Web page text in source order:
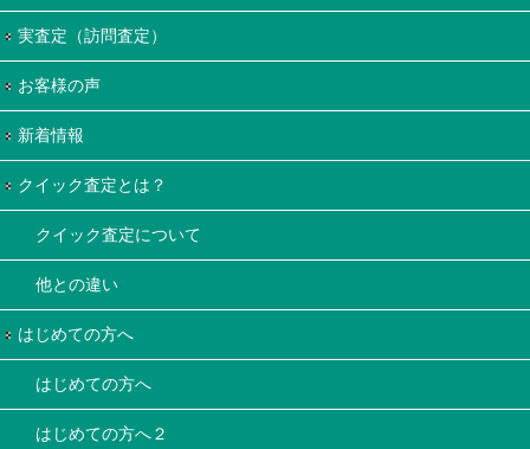
実査定（訪問査定）
お客様の声
新着情報
クイック査定とは？
クイック査定について
他との違い
はじめての方へ
はじめての方へ
はじめての方へ２